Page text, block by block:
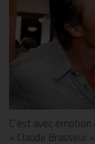
C’est avec
« Claude Brasseur